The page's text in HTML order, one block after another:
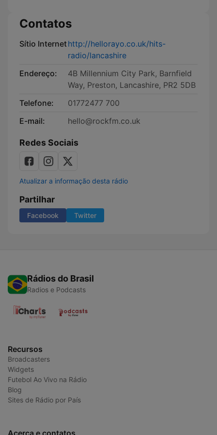
Contatos
Sítio Internethttp://hellorayo.co.uk/hits-
radio/lancashire
Endereço:
4B Millennium City Park, Barnfield
Way, Preston, Lancashire, PR2 5DB
Telefone:
01772477 700
E-mail:
hello@rockfm.co.uk
Redes Sociais
Atualizar a informação desta rádio
Partilhar
Facebook Twitter
Rádios do Brasil
Radios e Podcasts
Recursos
Broadcasters
Widgets
Futebol Ao Vivo na Rádio
Blog
Sites de Rádio por País
Acerca e contatos